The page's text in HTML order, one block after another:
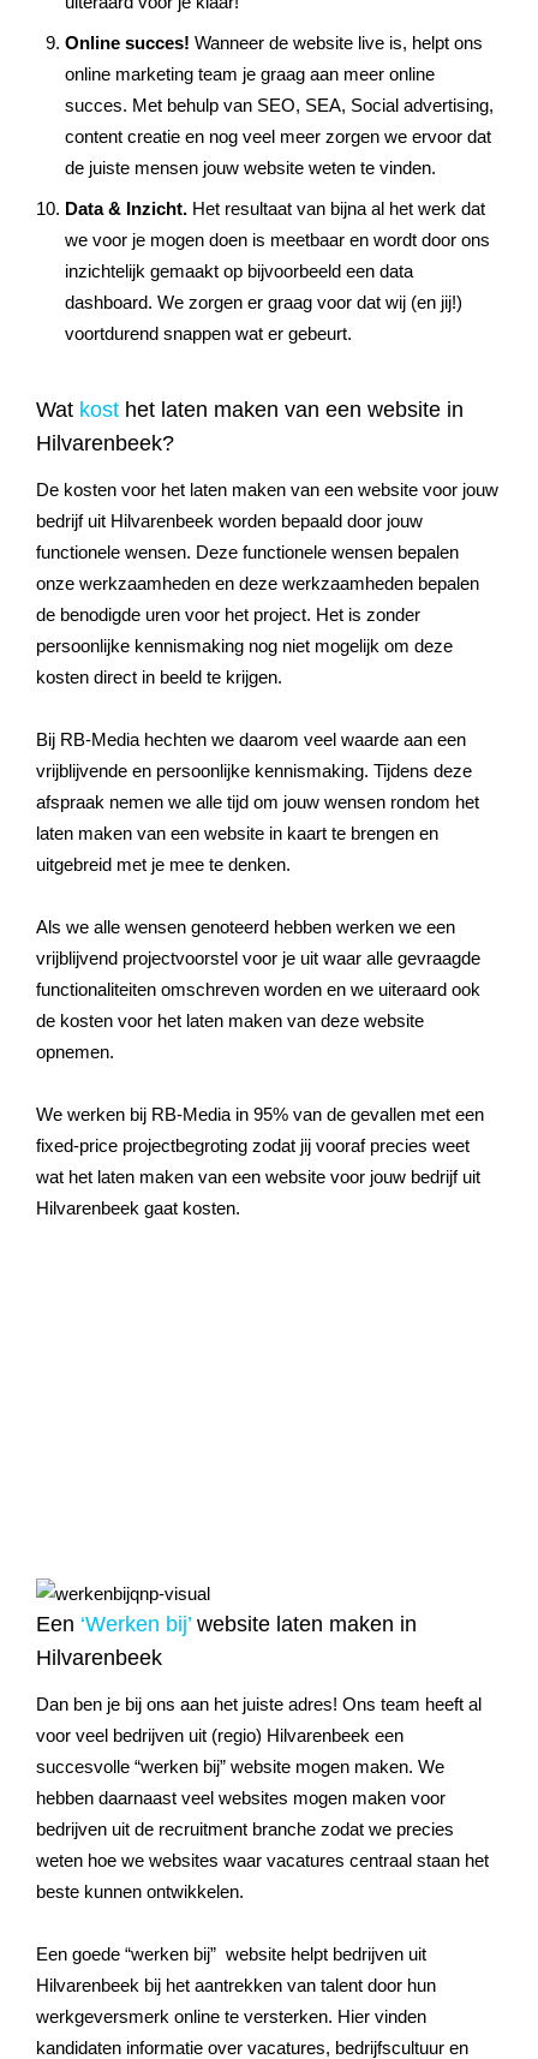
Online succes! Wanneer de website live is, helpt ons
online marketing team je graag aan meer online
succes. Met behulp van SEO, SEA, Social advertising,
content creatie en nog veel meer zorgen we ervoor dat
de juiste mensen jouw website weten te vinden.
Data & Inzicht. Het resultaat van bijna al het werk dat
we voor je mogen doen is meetbaar en wordt door ons
inzichtelijk gemaakt op bijvoorbeeld een data
dashboard. We zorgen er graag voor dat wij (en jij!)
voortdurend snappen wat er gebeurt.
Wat kost het laten maken van een website in
Hilvarenbeek?
De kosten voor het laten maken van een website voor jouw
bedrijf uit Hilvarenbeek worden bepaald door jouw
functionele wensen. Deze functionele wensen bepalen
onze werkzaamheden en deze werkzaamheden bepalen
de benodigde uren voor het project. Het is zonder
persoonlijke kennismaking nog niet mogelijk om deze
kosten direct in beeld te krijgen.
Bij RB-Media hechten we daarom veel waarde aan een
vrijblijvende en persoonlijke kennismaking. Tijdens deze
afspraak nemen we alle tijd om jouw wensen rondom het
laten maken van een website in kaart te brengen en
uitgebreid met je mee te denken.
Als we alle wensen genoteerd hebben werken we een
vrijblijvend projectvoorstel voor je uit waar alle gevraagde
functionaliteiten omschreven worden en we uiteraard ook
de kosten voor het laten maken van deze website
opnemen.
We werken bij RB-Media in 95% van de gevallen met een
fixed-price projectbegroting zodat jij vooraf precies weet
wat het laten maken van een website voor jouw bedrijf uit
Hilvarenbeek gaat kosten.
Een ‘Werken bij’ website laten maken in
Hilvarenbeek
Dan ben je bij ons aan het juiste adres! Ons team heeft al
voor veel bedrijven uit (regio) Hilvarenbeek een
succesvolle “werken bij” website mogen maken. We
hebben daarnaast veel websites mogen maken voor
bedrijven uit de recruitment branche zodat we precies
weten hoe we websites waar vacatures centraal staan het
beste kunnen ontwikkelen.
Een goede “werken bij” website helpt bedrijven uit
Hilvarenbeek bij het aantrekken van talent door hun
werkgeversmerk online te versterken. Hier vinden
kandidaten informatie over vacatures, bedrijfscultuur en